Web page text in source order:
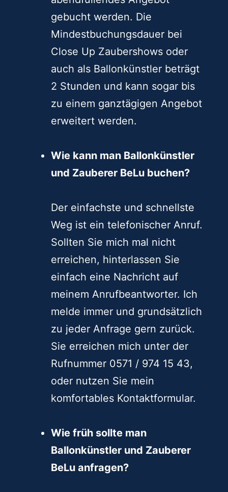
gebucht werden. Die
Mindestbuchungsdauer bei
Close Up Zaubershows oder
auch als Ballonkünstler beträgt
2 Stunden und kann sogar bis
zu einem ganztägigen Angebot
erweitert werden.
Wie kann man Ballonkünstler
und Zauberer BeLu buchen?
Der einfachste und schnellste
Weg ist ein telefonischer Anruf.
Sollten Sie mich mal nicht
erreichen, hinterlassen Sie
einfach eine Nachricht auf
meinem Anrufbeantworter. Ich
melde immer und grundsätzlich
zu jeder Anfrage gern zurück.
Sie erreichen mich unter der
Rufnummer 0571 / 974 15 43,
oder nutzen Sie mein
komfortables Kontaktformular.
Wie früh sollte man
Ballonkünstler und Zauberer
BeLu anfragen?